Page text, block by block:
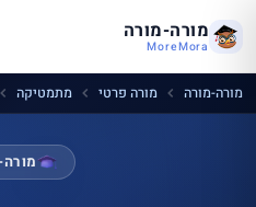
מורה-מורה
MoreMora
מורה-מורה מורה פרטי מתמטיקה